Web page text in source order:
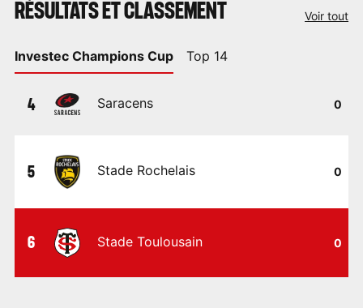
RÉSULTATS ET CLASSEMENT Voir tout
Investec Champions Cup Top 14
4 Saracens 0
5 Stade Rochelais 0
6 Stade Toulousain 0